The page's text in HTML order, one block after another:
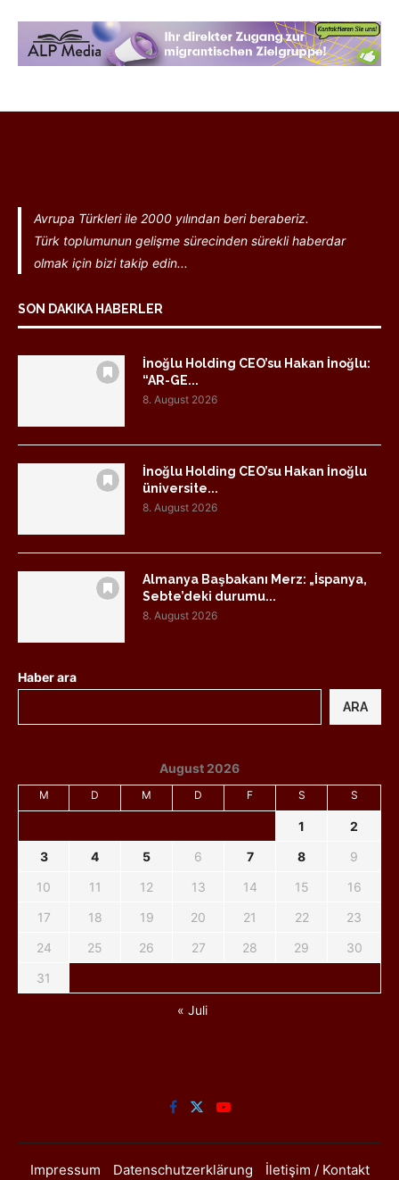
Avrupa Türkleri ile 2000 yılından beri beraberiz.
Türk toplumunun gelişme sürecinden sürekli haberdar
olmak için bizi takip edin...
SON DAKIKA HABERLER
İnoğlu Holding CEO’su Hakan İnoğlu:
“AR-GE...
8. August 2026
İnoğlu Holding CEO’su Hakan İnoğlu
üniversite...
8. August 2026
Almanya Başbakanı Merz: „İspanya,
Sebte’deki durumu...
8. August 2026
Haber ara
ARA
August 2026
M D M D F S S
1
2
3
4 5 6 7 8
9
10
11 12 13 14 15
16
17
18 19 20 21 22
23
24
25 26 27 28 29
30
31
« Juli
Impressum Datenschutzerklärung İletişim / Kontakt